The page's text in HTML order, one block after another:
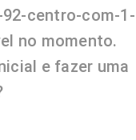
centro-com-1-
no momento.
e fazer uma